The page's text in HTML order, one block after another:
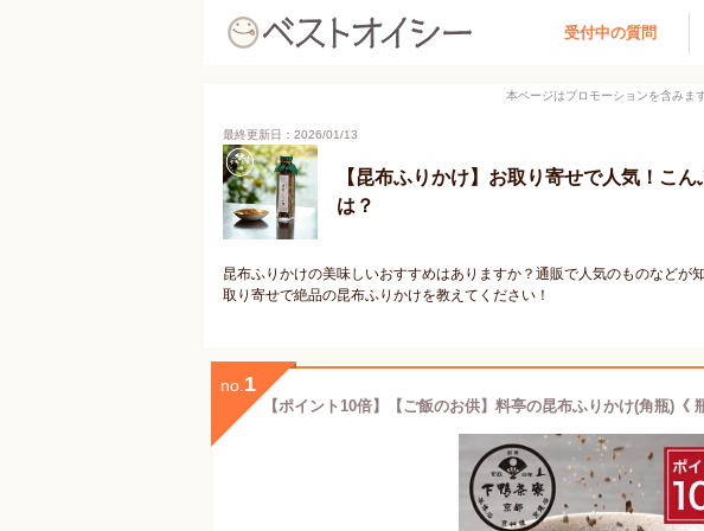
受付中の質問
本ページはプロモーションを含みま
最終更新日：2026/01/13
【昆布ふりかけ】お取り寄せで人気！こ
は？
昆布ふりかけの美味しいおすすめはありますか？通販で人気のものなどが
取り寄せで絶品の昆布ふりかけを教えてください！
no. 1